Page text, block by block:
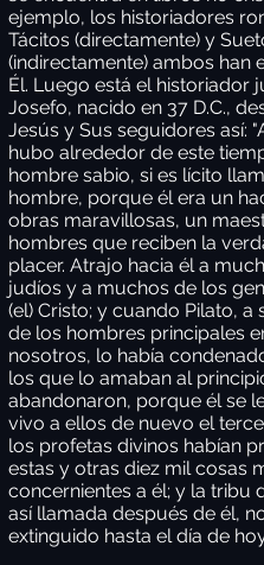
ejemplo, los historiadores
Tácitos (directamente) y
(indirectamente) ambos han
Él. Luego está el historiador
Josefo, nacido en 37 D.C.,
Jesús y Sus seguidores así:
hubo alrededor de este
hombre sabio, si es lícito
hombre, porque él era un
obras maravillosas, un
hombres que reciben la
placer. Atrajo hacia él a
judíos y a muchos de los
(el) Cristo; y cuando Pilato, a
de los hombres principales
nosotros, lo había
los que lo amaban al
abandonaron, porque él se
vivo a ellos de nuevo el
los profetas divinos habían
estas y otras diez mil cosas
concernientes a él; y la tribu
así llamada después de él,
extinguido hasta el día de